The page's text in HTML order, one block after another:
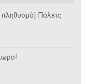
Πόλεις